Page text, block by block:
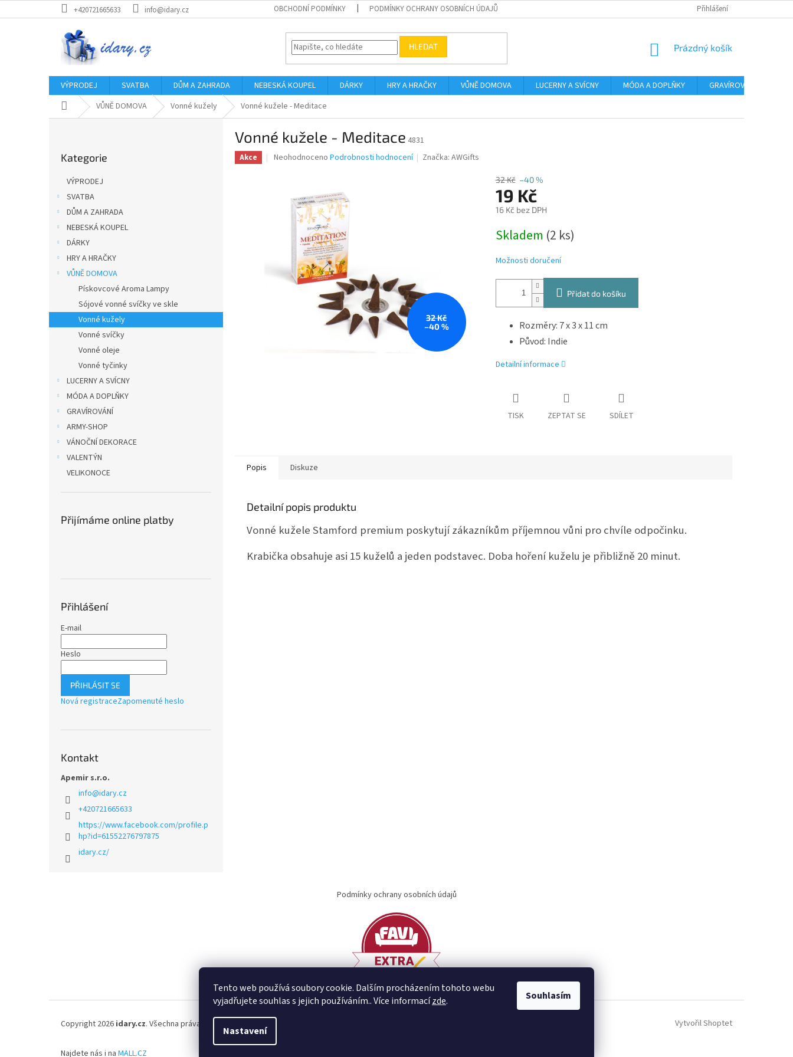
Tento web používá soubory cookie. Dalším procházením tohoto webu
vyjadřujete souhlas s jejich používáním.. Více informacízde.
Nastavení
Souhlasím
na
+420721665633 info@idary.cz OBCHODNÍ PODMÍNKY PODMÍNKY OCHRANY OSOBNÍCH ÚDAJŮ Přihlášení
HLEDAT
NÁKUPNÍ
Prázdný košík
VÝPRODEJ SVATBA DŮM A ZAHRADA NEBESKÁ KOUPEL DÁRKY HRY A HRAČKY VŮNĚ DOMOVA LUCERNY A SVÍCNY MÓDA A DOPLŇKY GRAVÍROVÁNÍ
Domů VŮNĚ DOMOVA Vonné kužely Vonné kužele - Meditace
kategorie
Kategorie
VÝPRODEJ
SVATBA
DŮM A ZAHRADA
NEBESKÁ KOUPEL
DÁRKY
HRY A HRAČKY
VŮNĚ DOMOVA
Pískovcové Aroma Lampy
Sójové vonné svíčky ve skle
Vonné kužely
Vonné svíčky
Vonné oleje
Vonné tyčinky
LUCERNY A SVÍCNY
MÓDA A DOPLŇKY
GRAVÍROVÁNÍ
ARMY-SHOP
VÁNOČNÍ DEKORACE
VALENTÝN
VELIKONOCE
Přijímáme online platby
Přihlášení
E-mail
Heslo
PŘIHLÁSIT SE
Nová registraceZapomenuté heslo
Kontakt
Apemir s.r.o.
info@idary.cz
+420721665633
https://www.facebook.com/profile.p
hp?id=61552276797875
idary.cz/
Vonné kužele - Meditace 4831
Akce
Průměrné
hvězdiček.
Neohodnoceno Podrobnosti hodnocení Značka:AWGifts
32 Kč
–40 %
32 Kč –40 %
19 Kč
16 Kč bez DPH
cena:
Skladem (2 ks)
Možnosti doručení
Přidat do košíku
Rozměry: 7 x 3 x 11 cm
Původ: Indie
Detailní informace
TISK ZEPTAT SE SDÍLET
Popis Diskuze
Detailní popis produktu
Vonné kužele Stamford premium poskytují zákazníkům příjemnou vůni pro chvíle odpočinku.
Krabička obsahuje asi 15 kuželů a jeden podstavec. Doba hoření kuželu je přibližně 20 minut.
Podmínky ochrany osobních údajů
Vytvořil Shoptet
Copyright 2026 idary.cz. Všechna práva vyhrazena.
Najdete nás i na MALL.CZ